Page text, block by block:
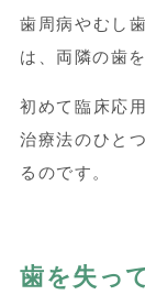
歯周病やむし
は、両隣の歯
初めて臨床応
治療法のひと
るのです。
歯を失っ